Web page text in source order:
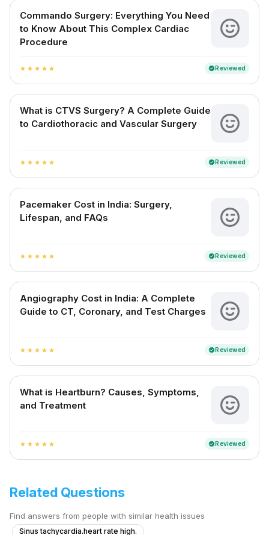
Commando Surgery: Everything You Need
to Know About This Complex Cardiac
Procedure
star star star star star verifiedReviewed
What is CTVS Surgery? A Complete Guide
to Cardiothoracic and Vascular Surgery
star star star star star verifiedReviewed
Pacemaker Cost in India: Surgery,
Lifespan, and FAQs
star star star star star verifiedReviewed
Angiography Cost in India: A Complete
Guide to CT, Coronary, and Test Charges
star star star star star verifiedReviewed
What is Heartburn? Causes, Symptoms,
and Treatment
star star star star star verifiedReviewed
Related Questions
Find answers from people with similar health issues
Sinus tachycardia.heart rate high.